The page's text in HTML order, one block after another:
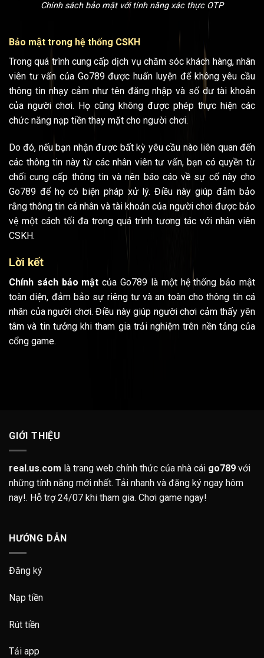
Chính sách bảo mật với tính năng xác thực OTP
Bảo mật trong hệ thống CSKH
Trong quá trình cung cấp dịch vụ chăm sóc khách hàng, nhân
viên tư vấn của Go789 được huấn luyện để không yêu cầu
thông tin nhạy cảm như tên đăng nhập và số dư tài khoản
của người chơi. Họ cũng không được phép thực hiện các
chức năng nạp tiền thay mặt cho người chơi.
Do đó, nếu bạn nhận được bất kỳ yêu cầu nào liên quan đến
các thông tin này từ các nhân viên tư vấn, bạn có quyền từ
chối cung cấp thông tin và nên báo cáo về sự cố này cho
Go789 để họ có biện pháp xử lý. Điều này giúp đảm bảo
rằng thông tin cá nhân và tài khoản của người chơi được bảo
vệ một cách tối đa trong quá trình tương tác với nhân viên
CSKH.
Lời kết
Chính sách bảo mật của Go789 là một hệ thống bảo mật
toàn diện, đảm bảo sự riêng tư và an toàn cho thông tin cá
nhân của người chơi. Điều này giúp người chơi cảm thấy yên
tâm và tin tưởng khi tham gia trải nghiệm trên nền tảng của
cổng game.
GIỚI THIỆU
real.us.com là trang web chính thức của nhà cái go789 với
những tính năng mới nhất. Tải nhanh và đăng ký ngay hôm
nay!. Hỗ trợ 24/07 khi tham gia. Chơi game ngay!
HƯỚNG DẪN
Đăng ký
Nạp tiền
Rút tiền
Tải app